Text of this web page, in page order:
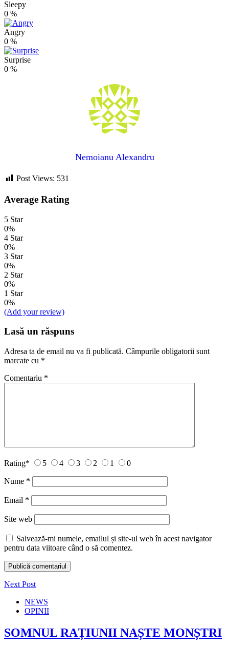
Sleepy
0 %
Angry
0 %
Surprise
0 %
Nemoianu Alexandru
Post Views: 531
Average Rating
5 Star
0%
4 Star
0%
3 Star
0%
2 Star
0%
1 Star
0%
(Add your review)
Lasă un răspuns
Adresa ta de email nu va fi publicată. Câmpurile obligatorii sunt
marcate cu *
Comentariu *
Rating* 5 4 3 2 1 0
Nume *
Email *
Site web
Salvează-mi numele, emailul și site-ul web în acest navigator
pentru data viitoare când o să comentez.
Next Post
NEWS
OPINII
SOMNUL RAȚIUNII NAȘTE MONȘTRI